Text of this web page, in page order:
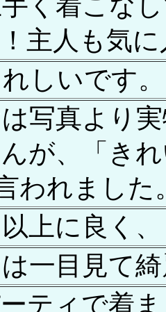
主人も気
しいです。
写真より
が、「き
われまし
上に良く
一目見て
ティで着